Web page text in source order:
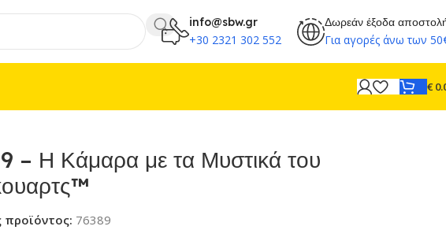
info@sbw.gr
+30 2321 302 552
Δωρεάν έξοδα
Για αγορές άνω των
€
– Η Κάμαρα με τα Μυστικά του
προϊόντος: 76389